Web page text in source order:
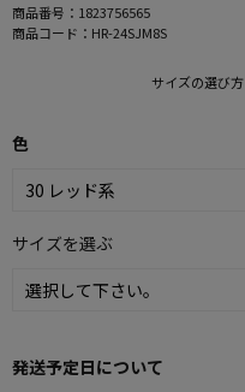
商品番号： 1823756565
商品コード： HR-24SJM8S
サイズの選び方
色
サイズを選ぶ
発送予定日について